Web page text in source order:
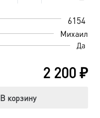
6154
Михаил
Да
2 200₽
В корзину